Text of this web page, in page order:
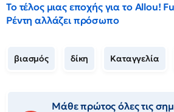
Το τέλος μιας εποχής για το Allou!
Ρέντη αλλάζει πρόσωπο
βιασμός δίκη Καταγγελία
Μάθε πρώτος όλες τις